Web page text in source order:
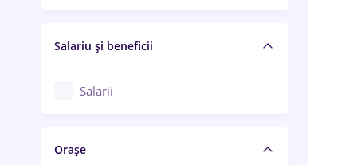
Salariu și beneficii
Salarii
Orașe